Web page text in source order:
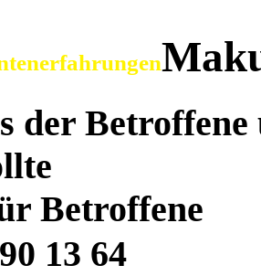
der
Betroffene
13 64